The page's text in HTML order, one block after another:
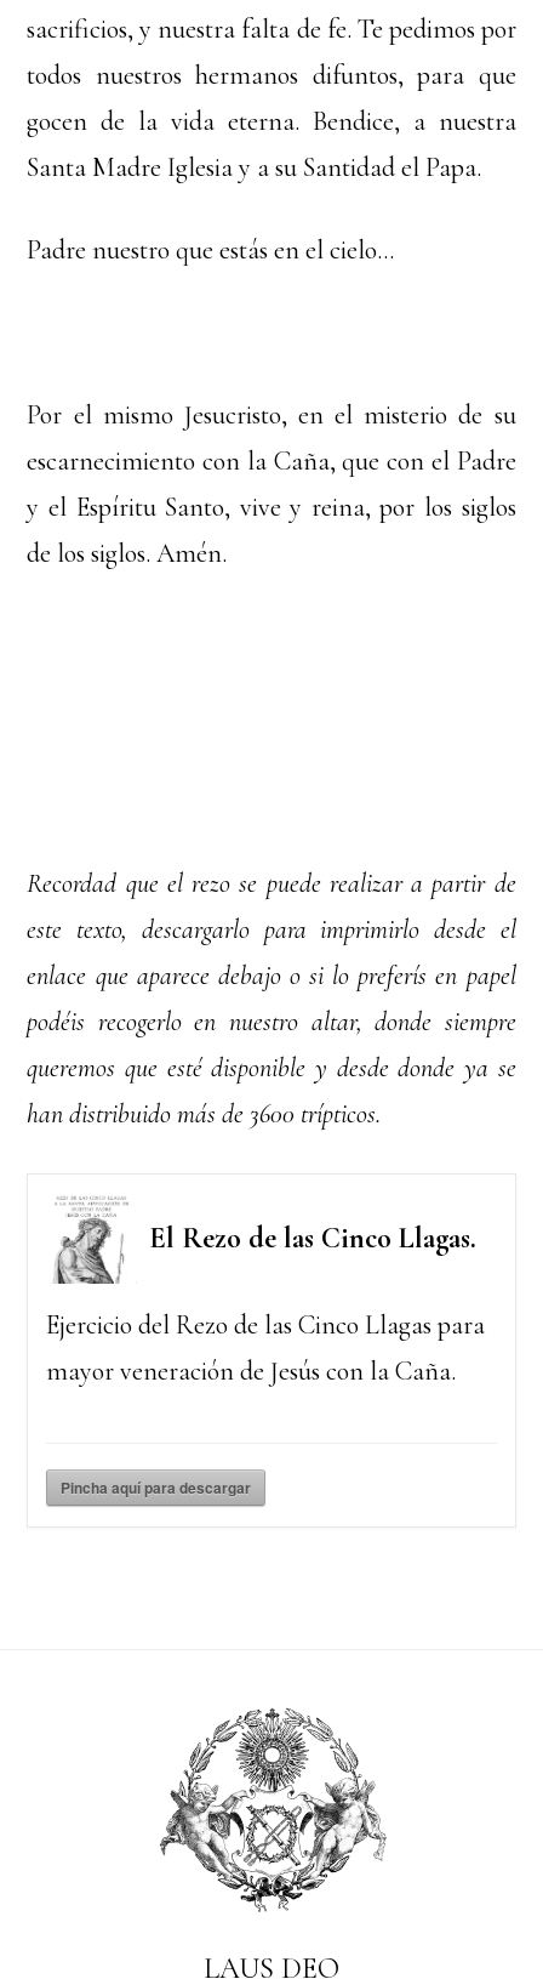
sacrificios, y nuestra falta de fe. Te pedimos por
todos nuestros hermanos difuntos, para que
gocen de la vida eterna. Bendice, a nuestra
Santa Madre Iglesia y a su Santidad el Papa.
Padre nuestro que estás en el cielo…
Por el mismo Jesucristo, en el misterio de su
escarnecimiento con la Caña, que con el Padre
y el Espíritu Santo, vive y reina, por los siglos
de los siglos. Amén.
Recordad que el rezo se puede realizar a partir de
este texto, descargarlo para imprimirlo desde el
enlace que aparece debajo o si lo preferís en papel
podéis recogerlo en nuestro altar, donde siempre
queremos que esté disponible y desde donde ya se
han distribuido más de 3600 trípticos.
El Rezo de las Cinco Llagas.
Ejercicio del Rezo de las Cinco Llagas para
mayor veneración de Jesús con la Caña.
Pincha aquí para descargar
LAUS DEO